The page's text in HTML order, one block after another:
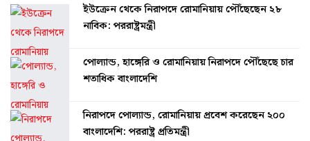
ইউক্রেন থেকে নিরাপদে রোমানিয়ায় পৌঁছেছেন ২৮
নাবিক: পররাষ্ট্রমন্ত্রী
পোল্যান্ড, হাঙ্গেরি ও রোমানিয়ায় নিরাপদে পৌঁছেছে চার
শতাধিক বাংলাদেশি
নিরাপদে পোল্যান্ড, রোমানিয়ায় প্রবেশ করেছেন ২০০
বাংলাদেশি: পররাষ্ট্র প্রতিমন্ত্রী